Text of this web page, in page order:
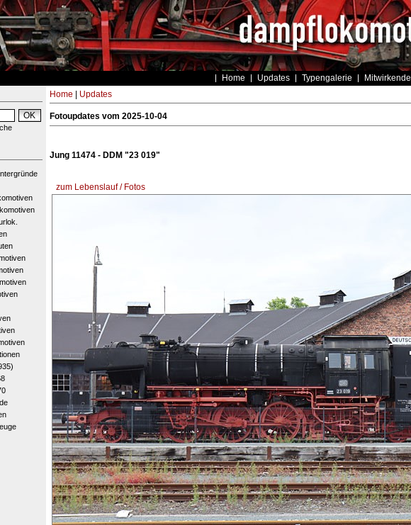
Home Updates Typengalerie Mitwirkende
Home Updates
Fotoupdates vom 2025-10-04
Jung 11474 - DDM "23 019"
zum Lebenslauf / Fotos